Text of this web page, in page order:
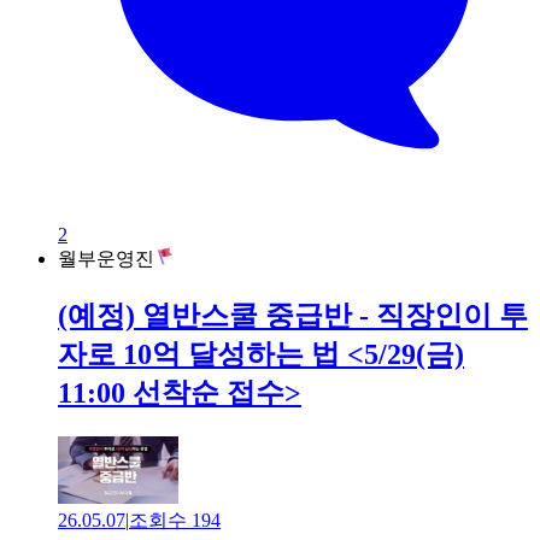
2
월부운영진
(예정) 열반스쿨 중급반 - 직장인이 투
자로 10억 달성하는 법 <5/29(금)
11:00 선착순 접수>
26.05.07|조회수 194